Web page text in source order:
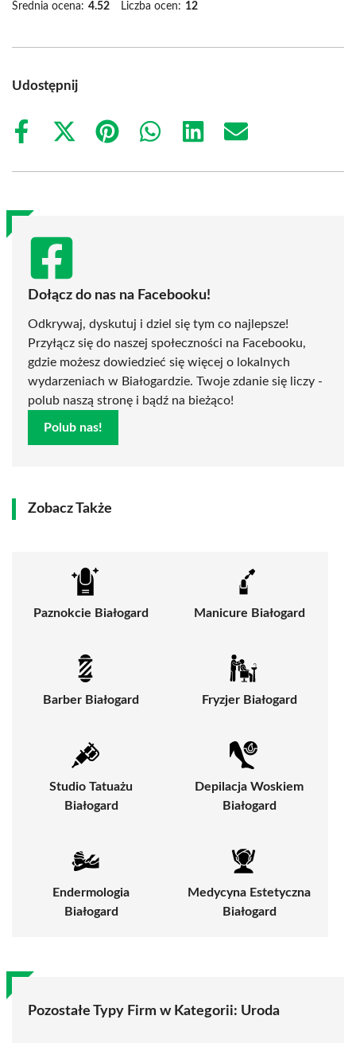
Średnia ocena: 4.52 Liczba ocen: 12
Udostępnij
Share
Share
(Twitter)
Share
Share
Share
Share
Dołącz do nas na Facebooku!
Odkrywaj, dyskutuj i dziel się tym co najlepsze!
Przyłącz się do naszej społeczności na Facebooku,
gdzie możesz dowiedzieć się więcej o lokalnych
wydarzeniach w Białogardzie. Twoje zdanie się liczy -
polub naszą stronę i bądź na bieżąco!
Polub nas!
Zobacz Także
Paznokcie Białogard Manicure Białogard
Barber Białogard Fryzjer Białogard
Studio Tatuażu
Białogard
Depilacja Woskiem
Białogard
Endermologia
Białogard
Medycyna Estetyczna
Białogard
Pozostałe Typy Firm w Kategorii: Uroda